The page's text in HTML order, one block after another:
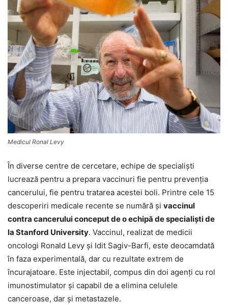
Medicul Ronal Levy
În diverse centre de cercetare, echipe de specialişti
lucrează pentru a prepara vaccinuri fie pentru prevenţia
cancerului, fie pentru tratarea acestei boli. Printre cele 15
descoperiri medicale recente se numără şi vaccinul
contra cancerului conceput de o echipă de specialişti de
la Stanford University. Vaccinul, realizat de medicii
oncologi Ronald Levy şi Idit Sagiv-Barfi, este deocamdată
în faza experimentală, dar cu rezultate extrem de
încurajatoare. Este injectabil, compus din doi agenţi cu rol
imunostimulator şi capabil de a elimina celulele
canceroase, dar şi metastazele.